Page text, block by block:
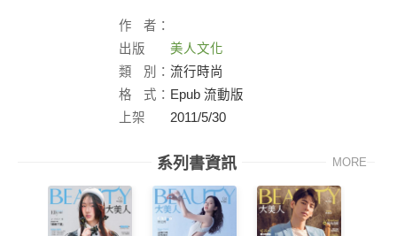
作
者：
出版
社：
美人文化
類
別： 流行時尚
格
式： Epub 流動版
上架
2011/5/30
系列書資訊 MORE